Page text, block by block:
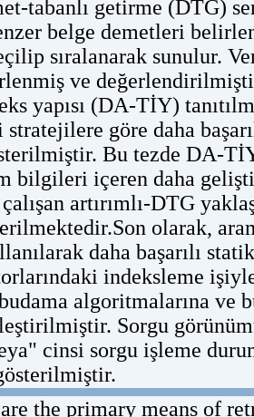
tabanlı getirme (DTG)
belge demetleri
sıralanarak sunulur.
ve
yapısı (DA-TİY)
göre daha
Bu tezde DA-
bilgileri içeren daha
artırımlı-DTG
olarak,
daha başarılı
indeksleme
algoritmalarına ve
Sorgu
cinsi sorgu işleme
are the primary means of